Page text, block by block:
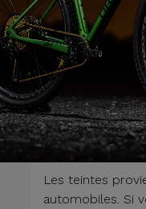
Les teintes
automobiles. Si